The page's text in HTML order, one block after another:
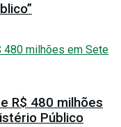
R$ 480 milhões
Público